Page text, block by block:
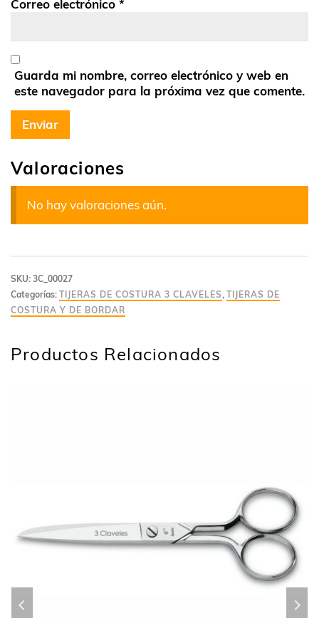
Valoraciones
No hay valoraciones aún.
Correo electrónico *
Guarda mi nombre, correo electrónico y web en
este navegador para la próxima vez que comente.
SKU: 3C_00027
Categorías: TIJERAS DE COSTURA 3 CLAVELES , TIJERAS DE
COSTURA Y DE BORDAR
Productos Relacionados